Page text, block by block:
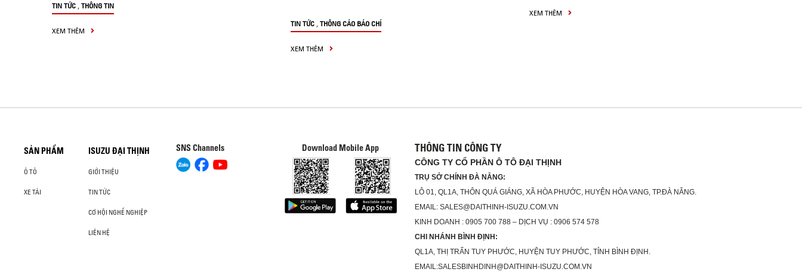
TIN TỨC , THÔNG TIN
XEM THÊM
TIN TỨC , THÔNG CÁO BÁO CHÍ
XEM THÊM
XEM THÊM
SẢN PHẨM
Ô TÔ
XE TẢI
ISUZU ĐẠI THỊNH
GIỚI THIỆU
TIN TỨC
CƠ HỘI NGHỀ NGHIỆP
LIÊN HỆ
SNS Channels Download Mobile App THÔNG TIN CÔNG TY
CÔNG TY CỔ PHẦN Ô TÔ ĐẠI THỊNH
TRỤ SỞ CHÍNH ĐÀ NẴNG:
LÔ 01, QL1A, THÔN QUÁ GIÁNG, XÃ HÒA PHƯỚC, HUYỆN HÒA VANG, TP.ĐÀ NẴNG.
EMAIL: SALES@DAITHINH-ISUZU.COM.VN
KINH DOANH : 0905 700 788 – DỊCH VỤ : 0906 574 578
CHI NHÁNH BÌNH ĐỊNH:
QL1A, THỊ TRẤN TUY PHƯỚC, HUYỆN TUY PHƯỚC, TỈNH BÌNH ĐỊNH.
EMAIL:SALESBINHDINH@DAITHINH-ISUZU.COM.VN